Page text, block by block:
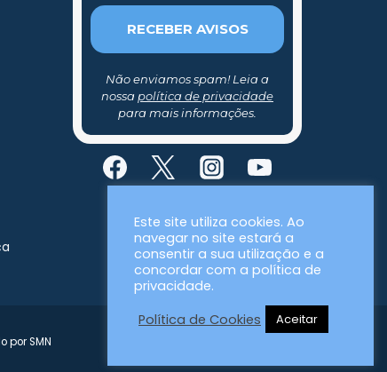
Não enviamos spam! Leia a
nossa política de privacidade
para mais informações.
por SMN
Este site utiliza cookies. Ao
navegar no site estará a
consentir a sua utilização e a
concordar com a política de
privacidade.
Política de Cookies
Aceitar